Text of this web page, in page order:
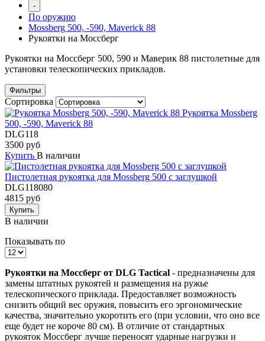
-
По оружию
Mossberg 500, -590, Maverick 88
Рукоятки на Моссберг
Рукоятки на Моссберг 500, 590 и Маверик 88 пистолетные для
установки телескопических прикладов.
Фильтры
Сортировка
Рукоятка Mossberg
500, -590, Maverick 88
DLG118
3500 руб
Купить В наличии
Пистолетная рукоятка для Mossberg 500 с заглушкой
DLG118080
4815 руб
Купить
В наличии
Показывать по
Рукоятки на Моссберг от DLG Tactical - предназначены для
замены штатных рукоятей и размещения на ружье
телескопического приклада. Предоставляет возможность
снизить общий вес оружия, повысить его эргономические
качества, значительно укоротить его (при условии, что оно все
еще будет не короче 80 см). В отличие от стандартных
рукояток Моссберг лучше переносят ударные нагрузки и